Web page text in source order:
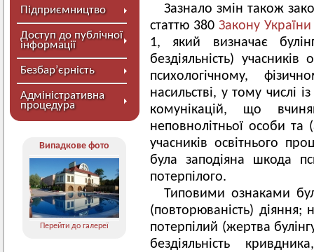
Підприємництво
Доступ до публічної
інформації
Безбар’єрність
Адміністративна
процедура
Випадкове фото
Перейти до галереї
Зазнало змін також
статтю 380Закону України
1, який визначає
бездіяльність)
психологічному,
насильстві, у тому числі
комунікацій, що
неповнолітньої особи
учасників освітнього
була заподіяна шкода
потерпілого.
Типовими ознаками
(повторюваність) діяння;
потерпілий (жертва
бездіяльність